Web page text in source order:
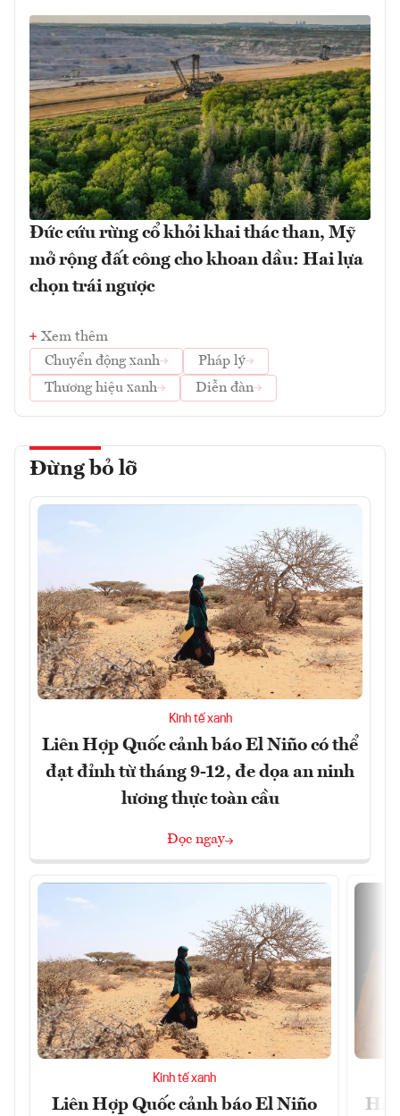
Đức cứu rừng cổ khỏi khai thác than, Mỹ
mở rộng đất công cho khoan dầu: Hai lựa
chọn trái ngược
Xem thêm
Chuyển động xanh
Pháp lý
Thương hiệu xanh
Diễn đàn
Đừng bỏ lỡ
Kinh tế xanh
Liên Hợp Quốc cảnh báo El Niño có thể
đạt đỉnh từ tháng 9-12, đe dọa an ninh
lương thực toàn cầu
Đọc ngay
Kinh tế xanh
Liên Hợp Quốc cảnh báo El Niño